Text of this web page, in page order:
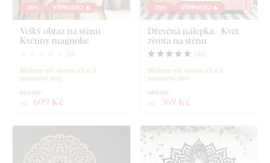
-26% VÝPRODEJ 🔥
Velký obraz na stěnu -
Květiny magnólie
( 0 )
Můžete mít doma už o 3
pracovní dny
od 609 Kč
819 Kč
-25% VÝPRODEJ 🔥
Dřevěná nálepka - Květ
života na stěnu
( 46 )
Můžete mít doma už o 1
pracovní den
od 369 Kč
489 Kč